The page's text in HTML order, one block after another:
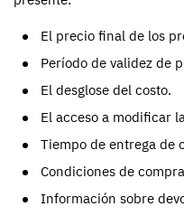
El precio final de los
Período de validez de
El desglose del costo.
El acceso a modificar
Tiempo de entrega de
Condiciones de
Información sobre